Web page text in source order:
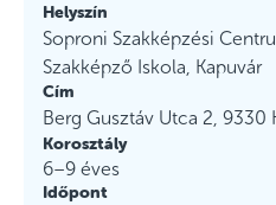
Helyszín
Soproni Szakképzési
Szakképző Iskola, Kapuvár
Cím
Berg Gusztáv Utca 2, 9330
Korosztály
6–9 éves
Időpont